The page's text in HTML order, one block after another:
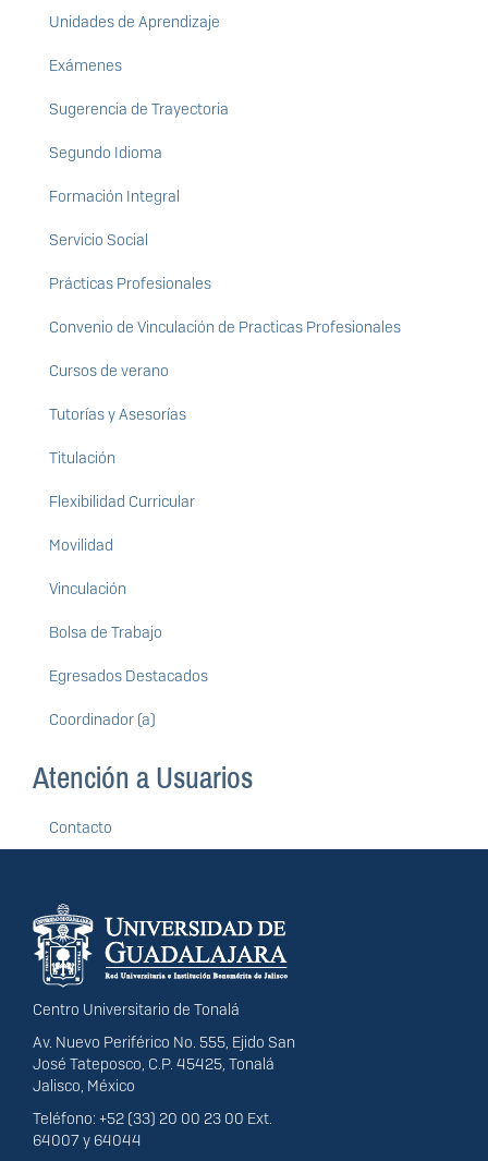
Unidades de Aprendizaje
Exámenes
Sugerencia de Trayectoria
Segundo Idioma
Formación Integral
Servicio Social
Prácticas Profesionales
Convenio de Vinculación de Practicas Profesionales
Cursos de verano
Tutorías y Asesorías
Titulación
Flexibilidad Curricular
Movilidad
Vinculación
Bolsa de Trabajo
Egresados Destacados
Coordinador (a)
Atención a Usuarios
Contacto
Información del
portal
Centro Universitario de Tonalá
Av. Nuevo Periférico No. 555, Ejido San
José Tateposco, C.P. 45425, Tonalá
Jalisco, México
Teléfono: +52 (33) 20 00 23 00 Ext.
64007 y 64044